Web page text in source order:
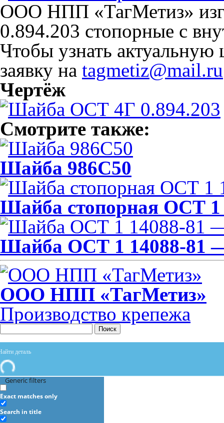
ООО НПП «ТагМетиз»
0.894.203 стопорные с
Чтобы узнать
заявку на tagmetiz@mail.ru
Чертёж
Смотрите также:
Шайба 986С50
Шайба стопорная ОСТ 1
Шайба ОСТ 1 14088-81
ООО НПП «ТагМетиз»
Производство крепежа
Поиск
Generic filters
Exact matches only
Search in title